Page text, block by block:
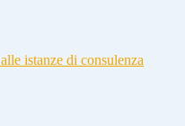
istanze di consulenza